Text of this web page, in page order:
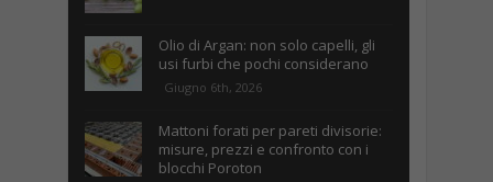
Olio di Argan: non solo capelli, gli
usi furbi che pochi considerano
Giugno 6th, 2026
Mattoni forati per pareti divisorie:
misure, prezzi e confronto con i
blocchi Poroton